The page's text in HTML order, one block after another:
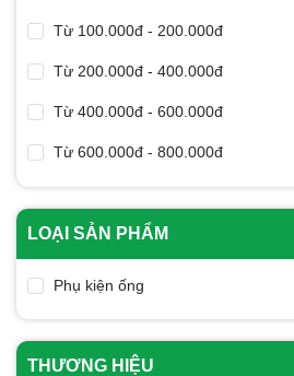
Từ 100.000đ - 200.000đ
Từ 200.000đ - 400.000đ
Từ 400.000đ - 600.000đ
Từ 600.000đ - 800.000đ
Từ 800.000đ - 1 triệu
Từ 1 triệu - 2 triệu
LOẠI SẢN PHẨM
Phụ kiện ống
THƯƠNG HIỆU